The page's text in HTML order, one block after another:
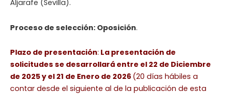
Aljarafe (Sevilla).
Proceso de selección: Oposición.
Plazo de presentación: La presentación de
solicitudes se desarrollará entre el 22 de Diciembre
de 2025 y el 21 de Enero de 2026 (20 días hábiles a
contar desde el siguiente al de la publicación de esta